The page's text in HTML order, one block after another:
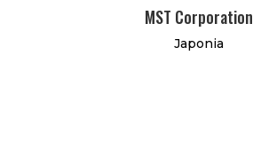
MST Corporation
Japonia